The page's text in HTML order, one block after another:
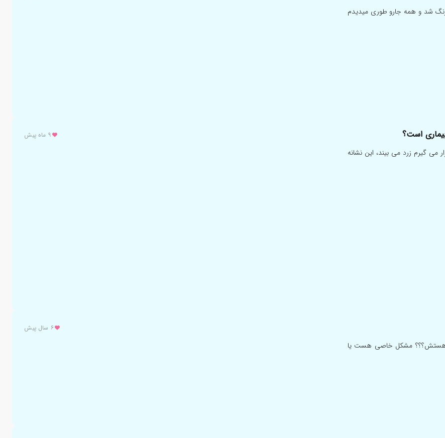
شد و همه جارو طوری میدیدم
است؟ ۹ ماه پیش
گیرم زرد می بیند، این نشانه
۶ سال پیش
هستش؟؟؟ مشکل خاصی هست یا